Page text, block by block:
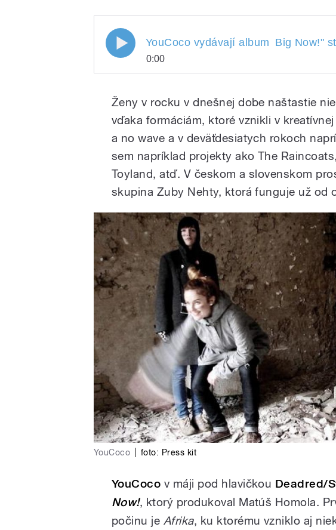
YouCoco vydávají album Big Now!
pause
YouCoco vydávají album Big Now!"
0:00
Ženy v rocku v dnešnej dobe naštastie
vďaka formáciám, ktoré vznikli v
a no wave a v deväťdesiatych rokoch
sem napríklad projekty ako The
Toyland, atď. V českom a slovenskom
skupina Zuby Nehty, ktorá funguje už od
YouCoco foto: Press kit
YouCoco v máji pod hlavičkou Deadred/
Now!, ktorý produkoval Matúš Homola.
počinu je Afrika, ku ktorému vzniklo aj